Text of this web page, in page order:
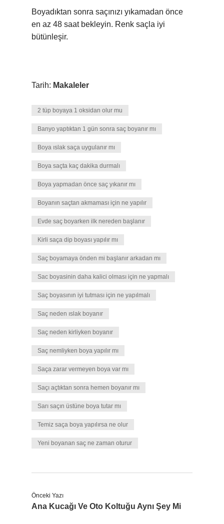
Boyadıktan sonra saçınızı yıkamadan önce
en az 48 saat bekleyin. Renk saçla iyi
bütünleşir.
Tarih: Makaleler
2 tüp boyaya 1 oksidan olur mu
Banyo yaptıktan 1 gün sonra saç boyanır mı
Boya ıslak saça uygulanır mı
Boya saçta kaç dakika durmalı
Boya yapmadan önce saç yıkanır mı
Boyanın saçtan akmaması için ne yapılır
Evde saç boyarken ilk nereden başlanır
Kirli saça dip boyası yapılır mı
Saç boyamaya önden mi başlanır arkadan mı
Sac boyasinin daha kalici olması için ne yapmalı
Saç boyasının iyi tutması için ne yapılmalı
Saç neden ıslak boyanır
Saç neden kirliyken boyanır
Saç nemliyken boya yapılır mı
Saça zarar vermeyen boya var mı
Saçı açtıktan sonra hemen boyanır mı
Sarı saçın üstüne boya tutar mı
Temiz saça boya yapılırsa ne olur
Yeni boyanan saç ne zaman oturur
Önceki Yazı
Ana Kucağı Ve Oto Koltuğu Aynı Şey Mi